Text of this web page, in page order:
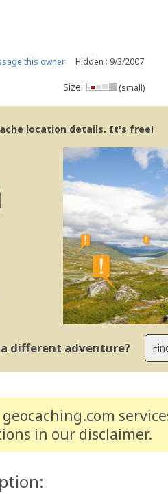
this owner Hidden : 9/3/2007
Size: (small)
location details. It's free!
different adventure?
in our disclaimer.